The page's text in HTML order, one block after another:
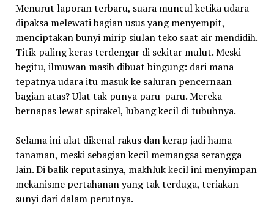
Menurut laporan terbaru, suara muncul ketika udara
dipaksa melewati bagian usus yang menyempit,
menciptakan bunyi mirip siulan teko saat air mendidih.
Titik paling keras terdengar di sekitar mulut. Meski
begitu, ilmuwan masih dibuat bingung: dari mana
tepatnya udara itu masuk ke saluran pencernaan
bagian atas? Ulat tak punya paru-paru. Mereka
bernapas lewat spirakel, lubang kecil di tubuhnya.
Selama ini ulat dikenal rakus dan kerap jadi hama
tanaman, meski sebagian kecil memangsa serangga
lain. Di balik reputasinya, makhluk kecil ini menyimpan
mekanisme pertahanan yang tak terduga, teriakan
sunyi dari dalam perutnya.